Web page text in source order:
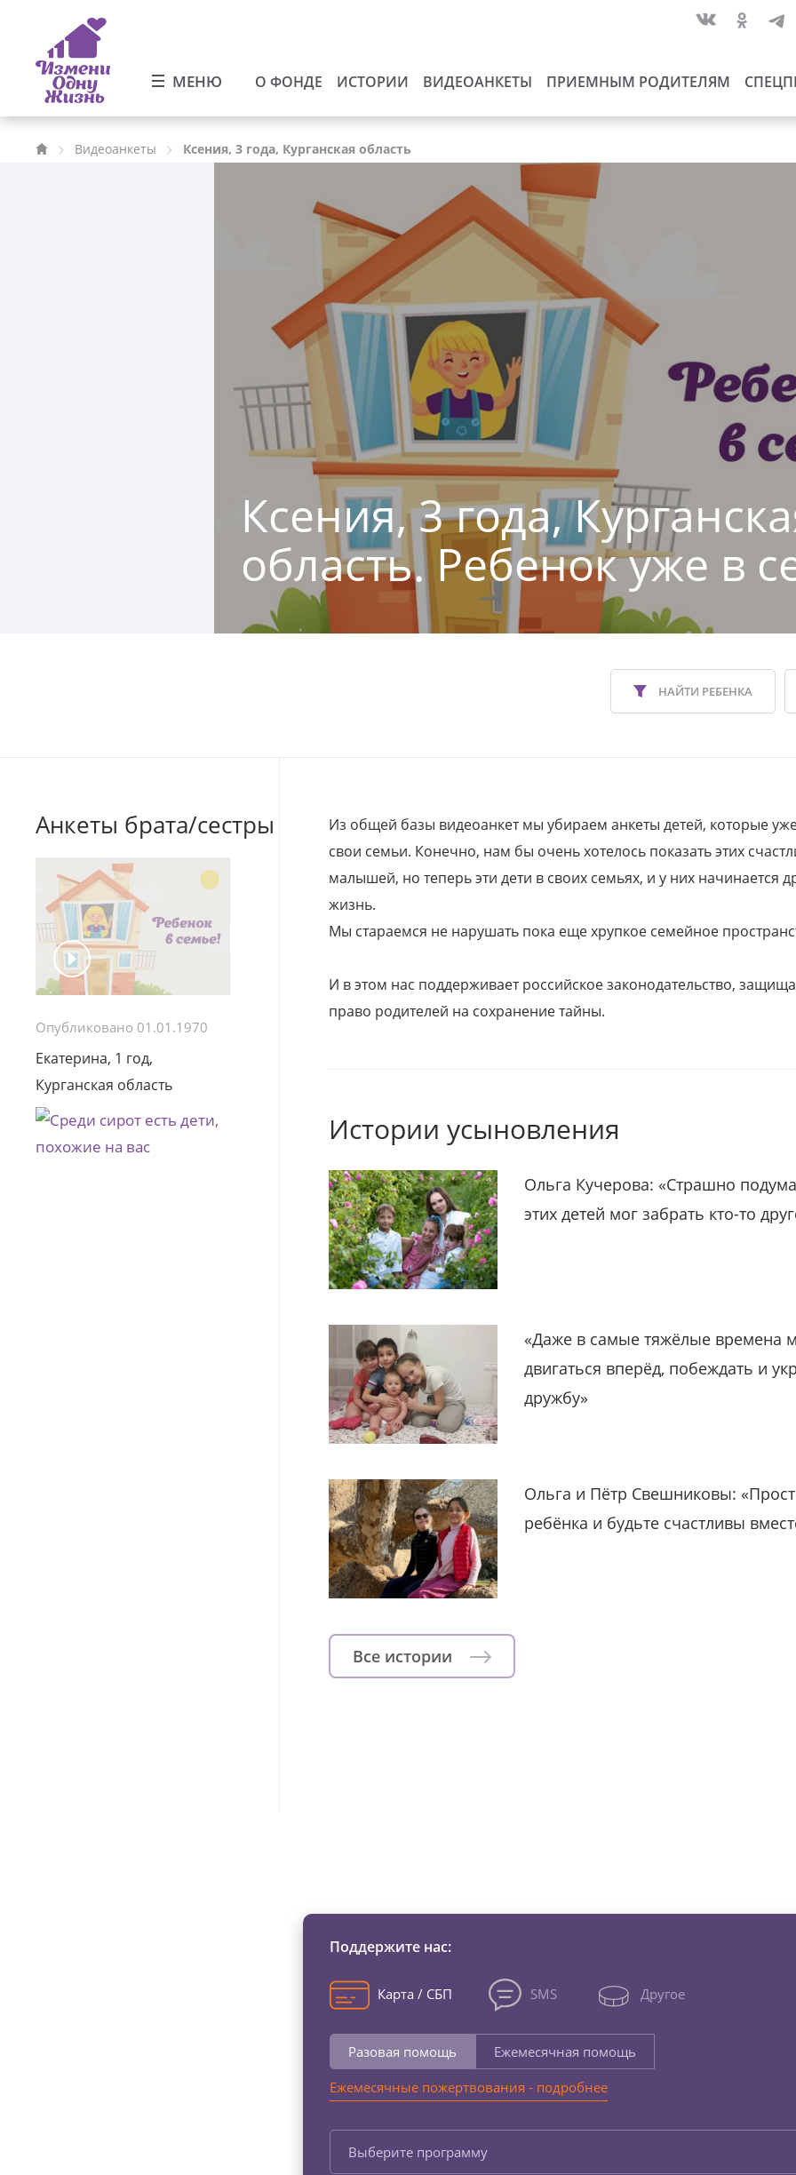
МЕНЮ О ФОНДЕ ИСТОРИИ ВИДЕОАНКЕТЫ ПРИЕМНЫМ РОДИТЕЛЯМ
Видеоанкеты Ксения, 3 года, Курганская область
Ксения, 3 года,
область. Ребенок уже в
НАЙТИ РЕБЕНКА
Анкеты брата/сестры
Опубликовано 01.01.1970
Екатерина, 1 год,
Курганская область
Из общей базы видеоанкет мы убираем анкеты детей, которые
свои семьи. Конечно, нам бы очень хотелось показать этих
малышей, но теперь эти дети в своих семьях, и у них начинается
жизнь.
Мы стараемся не нарушать пока еще хрупкое семейное
И в этом нас поддерживает российское законодательство,
право родителей на сохранение тайны.
Истории усыновления
Ольга Кучерова: «Страшно
этих детей мог забрать кто-то
«Даже в самые тяжёлые времена
двигаться вперёд, побеждать и
дружбу»
Ольга и Пётр Свешниковы:
ребёнка и будьте счастливы
Все истории
Поддержите нас:
Карта / СБП SMS Другое
Разовая помощь
Ежемесячная помощь
Ежемесячные пожертвования - подробнее
Выберите программу